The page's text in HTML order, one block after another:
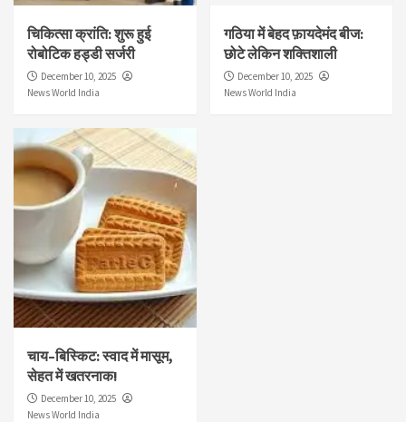
चिकित्सा क्रांति: शुरू हुई
रोबोटिक हड्डी सर्जरी
December 10, 2025
News World India
गठिया में बेहद फ़ायदेमंद बीज:
छोटे लेकिन शक्तिशाली
December 10, 2025
News World India
चाय–बिस्किट: स्वाद में मासूम,
सेहत में खतरनाक!
December 10, 2025
News World India